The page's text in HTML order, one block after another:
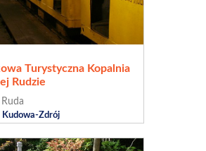
Turystyczna Kopalnia
Rudzie
Kudowa-Zdrój